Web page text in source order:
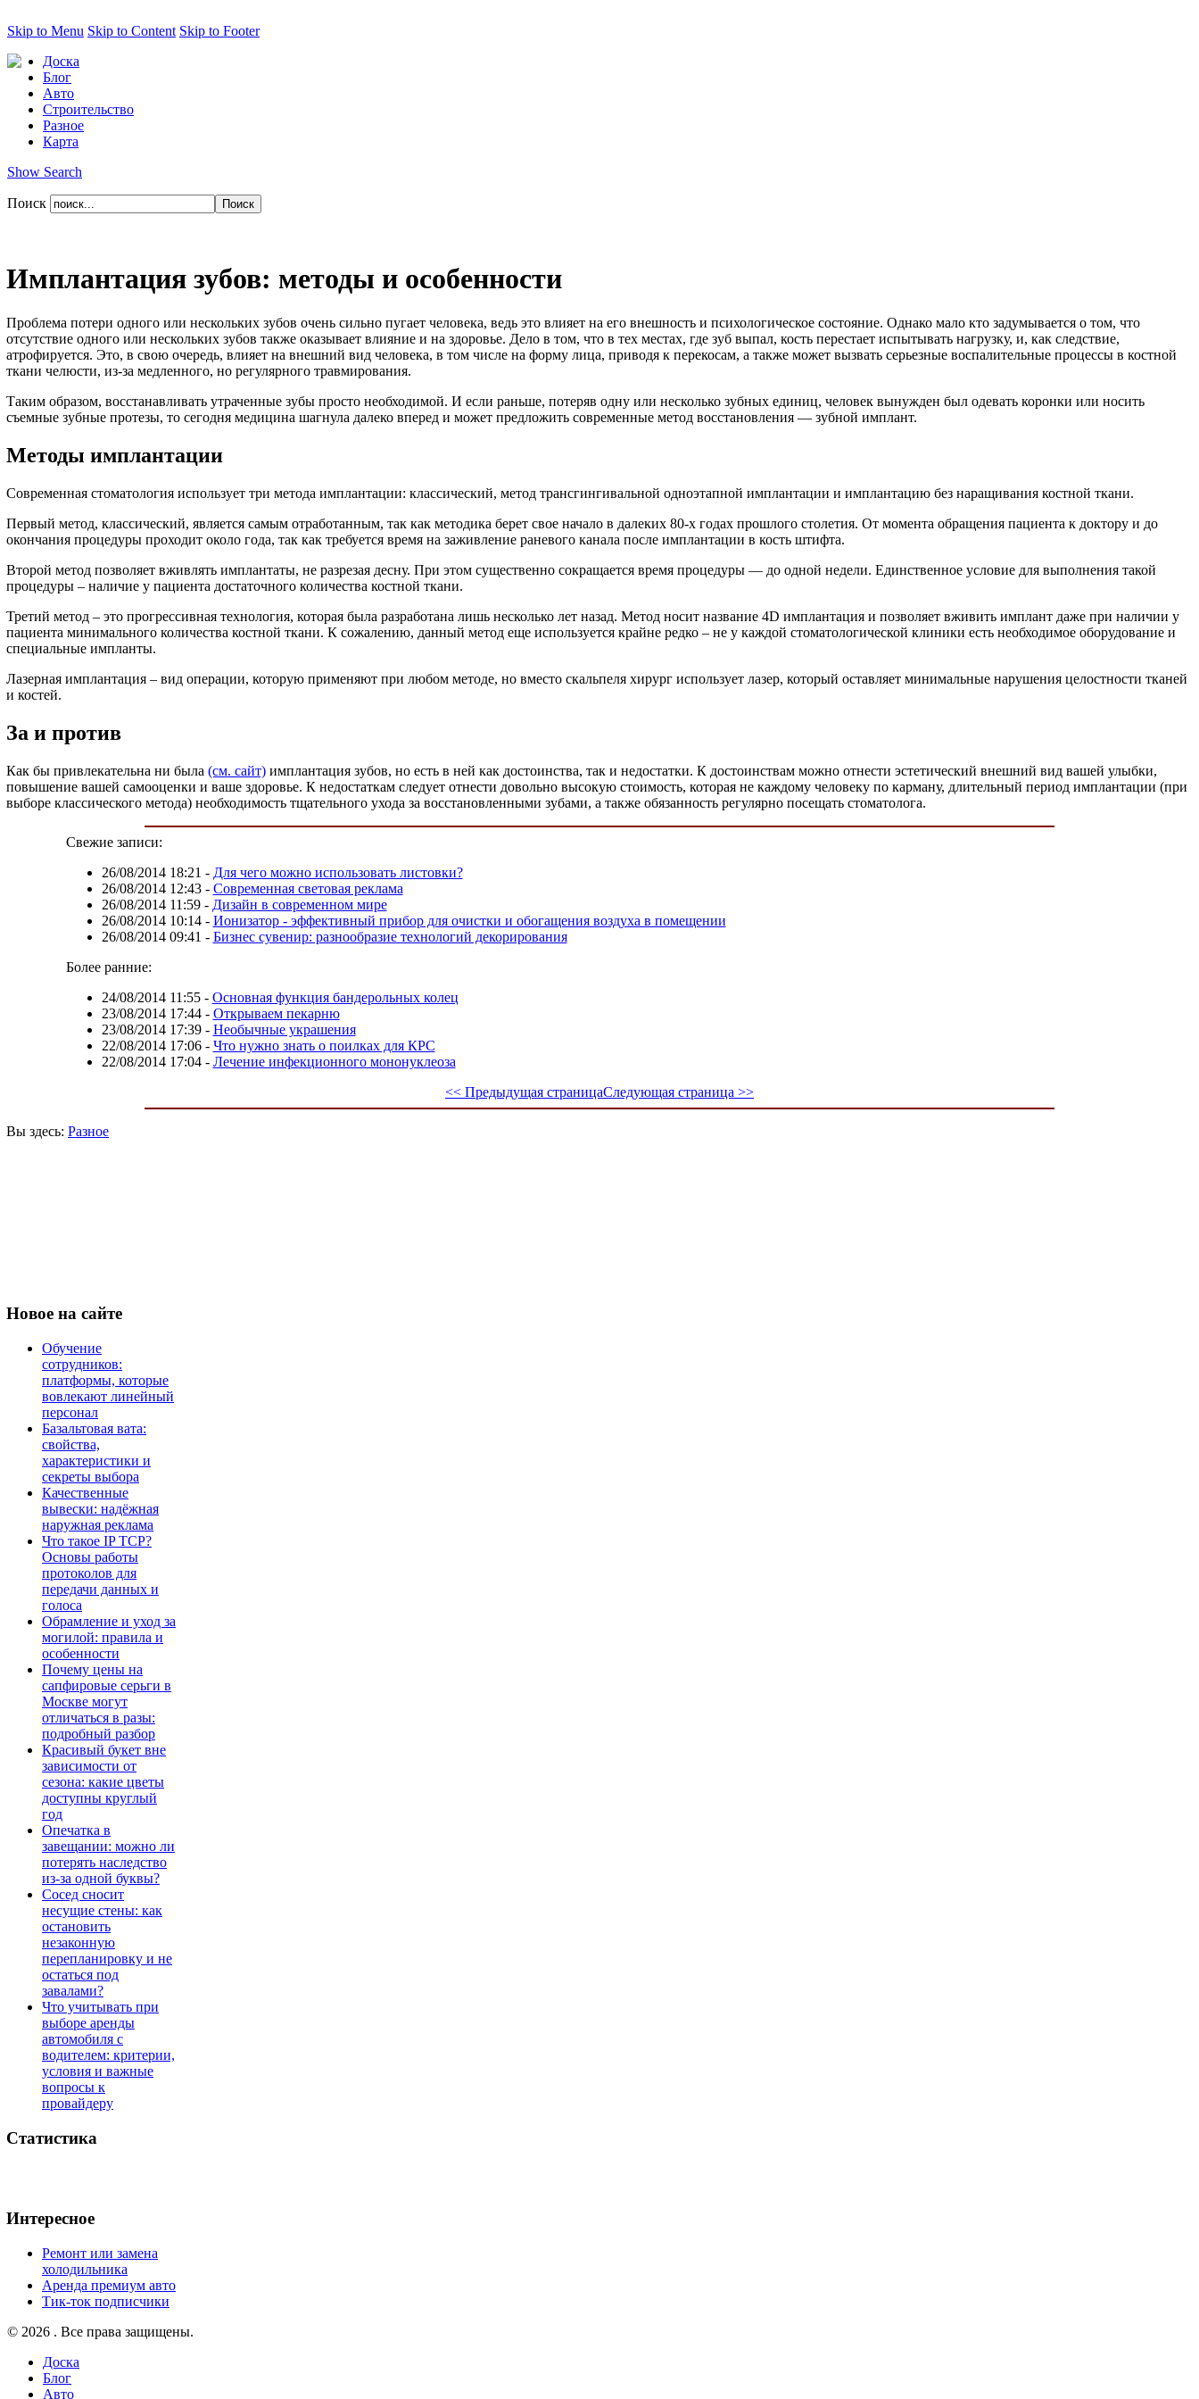
Skip to Menu Skip to Content Skip to Footer
Доска
Блог
Авто
Строительство
Разное
Карта
Show Search
Поиск
Имплантация зубов: методы и особенности
Проблема потери одного или нескольких зубов очень сильно пугает человека, ведь это влияет на его внешность и психологическое состояние. Однако мало кто задумывается о том, что
отсутствие одного или нескольких зубов также оказывает влияние и на здоровье. Дело в том, что в тех местах, где зуб выпал, кость перестает испытывать нагрузку, и, как следствие,
атрофируется. Это, в свою очередь, влияет на внешний вид человека, в том числе на форму лица, приводя к перекосам, а также может вызвать серьезные воспалительные процессы в костной
ткани челюсти, из-за медленного, но регулярного травмирования.
Таким образом, восстанавливать утраченные зубы просто необходимой. И если раньше, потеряв одну или несколько зубных единиц, человек вынужден был одевать коронки или носить
съемные зубные протезы, то сегодня медицина шагнула далеко вперед и может предложить современные метод восстановления — зубной имплант.
Методы имплантации
Современная стоматология использует три метода имплантации: классический, метод трансгингивальной одноэтапной имплантации и имплантацию без наращивания костной ткани.
Первый метод, классический, является самым отработанным, так как методика берет свое начало в далеких 80-х годах прошлого столетия. От момента обращения пациента к доктору и до
окончания процедуры проходит около года, так как требуется время на заживление раневого канала после имплантации в кость штифта.
Второй метод позволяет вживлять имплантаты, не разрезая десну. При этом существенно сокращается время процедуры — до одной недели. Единственное условие для выполнения такой
процедуры – наличие у пациента достаточного количества костной ткани.
Третий метод – это прогрессивная технология, которая была разработана лишь несколько лет назад. Метод носит название 4D имплантация и позволяет вживить имплант даже при наличии у
пациента минимального количества костной ткани. К сожалению, данный метод еще используется крайне редко – не у каждой стоматологической клиники есть необходимое оборудование и
специальные импланты.
Лазерная имплантация – вид операции, которую применяют при любом методе, но вместо скальпеля хирург использует лазер, который оставляет минимальные нарушения целостности тканей
и костей.
За и против
Как бы привлекательна ни была (см. сайт) имплантация зубов, но есть в ней как достоинства, так и недостатки. К достоинствам можно отнести эстетический внешний вид вашей улыбки,
повышение вашей самооценки и ваше здоровье. К недостаткам следует отнести довольно высокую стоимость, которая не каждому человеку по карману, длительный период имплантации (при
выборе классического метода) необходимость тщательного ухода за восстановленными зубами, а также обязанность регулярно посещать стоматолога.
Свежие записи:
26/08/2014 18:21 - Для чего можно использовать листовки?
26/08/2014 12:43- Современная световая реклама
26/08/2014 11:59- Дизайн в современном мире
26/08/2014 10:14- Ионизатор - эффективный прибор для очистки и обогащения воздуха в помещении
26/08/2014 09:41 - Бизнес сувенир: разнообразие технологий декорирования
Более ранние:
24/08/2014 11:55- Основная функция бандерольных колец
23/08/2014 17:44- Открываем пекарню
23/08/2014 17:39- Необычные украшения
22/08/2014 17:06- Что нужно знать о поилках для КРС
22/08/2014 17:04- Лечение инфекционного мононуклеоза
<< Предыдущая страницаСледующая страница >>
Вы здесь: Разное
Новое на сайте
Обучение
сотрудников:
платформы, которые
вовлекают линейный
персонал
Базальтовая вата:
свойства,
характеристики и
секреты выбора
Качественные
вывески: надёжная
наружная реклама
Что такое IP TCP?
Основы работы
протоколов для
передачи данных и
голоса
Обрамление и уход за
могилой: правила и
особенности
Почему цены на
сапфировые серьги в
Москве могут
отличаться в разы:
подробный разбор
Красивый букет вне
зависимости от
сезона: какие цветы
доступны круглый
год
Опечатка в
завещании: можно ли
потерять наследство
из-за одной буквы?
Сосед сносит
несущие стены: как
остановить
незаконную
перепланировку и не
остаться под
завалами?
Что учитывать при
выборе аренды
автомобиля с
водителем: критерии,
условия и важные
вопросы к
провайдеру
Статистика
Интересное
Ремонт или замена
холодильника
Аренда премиум авто
Тик-ток подписчики
© 2026 . Все права защищены.
Доска
Блог
Авто